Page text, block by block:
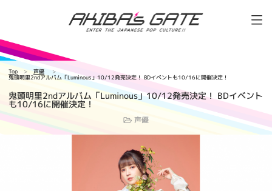
Top 声優
鬼頭明里2ndアルバム「Luminous」10/12発売決定！ BDイベントも10/16に開催決定！
鬼頭明里2ndアルバム「Luminous」10/12発売決定！ BDイベント
も10/16に開催決定！
声優